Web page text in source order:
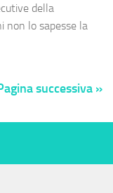
della
non lo sapesse la
successiva »